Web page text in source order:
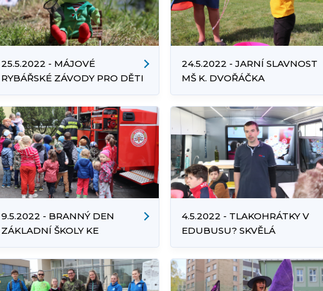
25.5.2022 - MÁJOVÉ
RYBÁŘSKÉ ZÁVODY PRO DĚTI
DO 15 LET
24.5.2022 - JARNÍ SLAVNOST
MŠ K. DVOŘÁČKA
9.5.2022 - BRANNÝ DEN
ZÁKLADNÍ ŠKOLY KE
STUDÁNCE
4.5.2022 - TLAKOHRÁTKY V
EDUBUSU? SKVĚLÁ
VARIANTA POLYTECHNICKÉ
VÝUKY!